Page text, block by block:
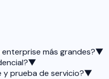
más grandes?▼
▼
prueba de servicio?▼